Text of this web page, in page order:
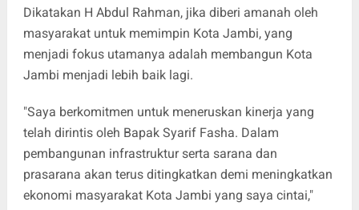
Dikatakan H Abdul Rahman, jika diberi amanah oleh
masyarakat untuk memimpin Kota Jambi, yang
menjadi fokus utamanya adalah membangun Kota
Jambi menjadi lebih baik lagi.
"Saya berkomitmen untuk meneruskan kinerja yang
telah dirintis oleh Bapak Syarif Fasha. Dalam
pembangunan infrastruktur serta sarana dan
prasarana akan terus ditingkatkan demi meningkatkan
ekonomi masyarakat Kota Jambi yang saya cintai,"